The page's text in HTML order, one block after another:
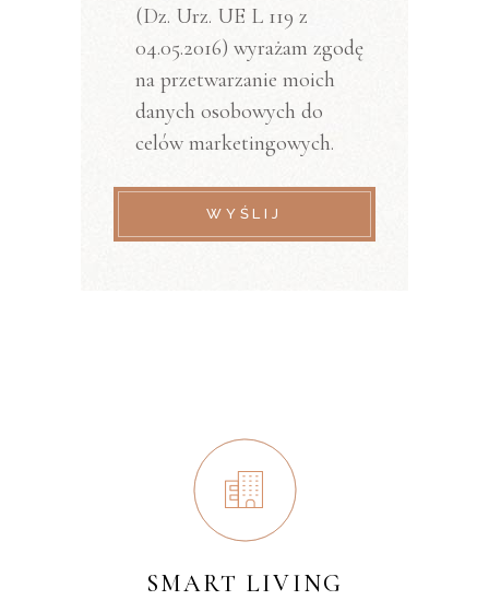
(Dz. Urz. UE L 119 z
04.05.2016) wyrażam zgodę
na przetwarzanie moich
danych osobowych do
celów marketingowych.
WYŚLIJ
SMART LIVING